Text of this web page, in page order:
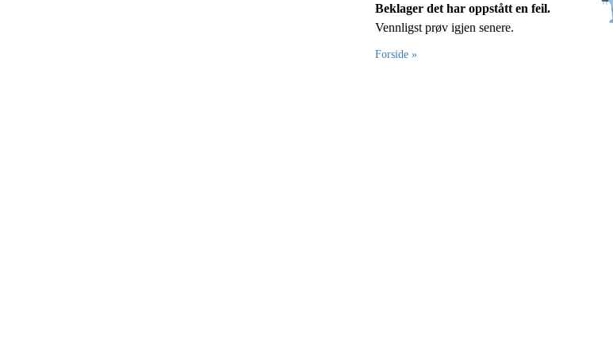
Beklager det har oppstått en feil.
Vennligst prøv igjen senere.
Forside »